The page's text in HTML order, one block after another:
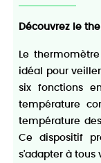
Découvrez le
Le
idéal pour
six fonctions
température
température
Ce dispositif
s'adapter à tous